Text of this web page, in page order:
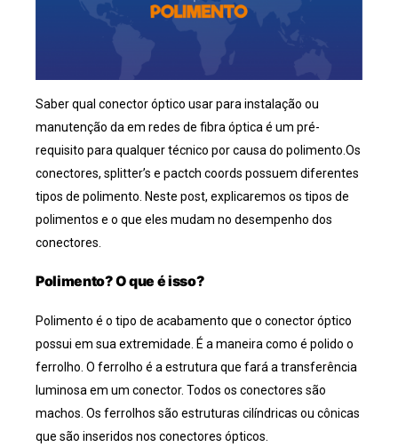
Saber qual conector óptico usar para instalação ou
manutenção da em redes de fibra óptica é um pré-
requisito para qualquer técnico por causa do polimento.Os
conectores, splitter’s e pactch coords possuem diferentes
tipos de polimento. Neste post, explicaremos os tipos de
polimentos e o que eles mudam no desempenho dos
conectores.
Polimento? O que é isso?
Polimento é o tipo de acabamento que o conector óptico
possui em sua extremidade. É a maneira como é polido o
ferrolho. O ferrolho é a estrutura que fará a transferência
luminosa em um conector. Todos os conectores são
machos. Os ferrolhos são estruturas cilíndricas ou cônicas
que são inseridos nos conectores ópticos.